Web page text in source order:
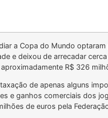
a Copa do Mundo
e deixou de arrecadar
R$ 326
de apenas alguns
e ganhos comerciais dos
de euros pela